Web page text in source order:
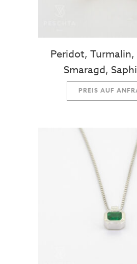
Peridot,
Smaragd,
PREIS AUF